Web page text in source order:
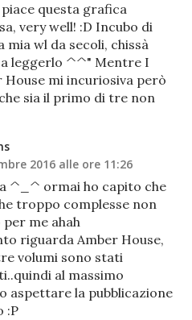
piace questa grafica
very well! :D Incubo di
mia wl da secoli, chissà
leggerlo ^^" Mentre I
House mi incuriosiva però
sia il primo di tre non
2016 alle ore 11:26
^_^ ormai ho capito che
troppo complesse non
me ahah
riguarda Amber House,
volumi sono stati
al massimo
aspettare la pubblicazione
:P